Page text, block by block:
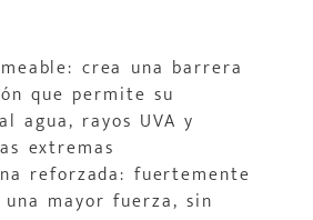
crea una barrera
que permite su
agua, rayos UVA y
extremas
reforzada: fuertemente
mayor fuerza, sin